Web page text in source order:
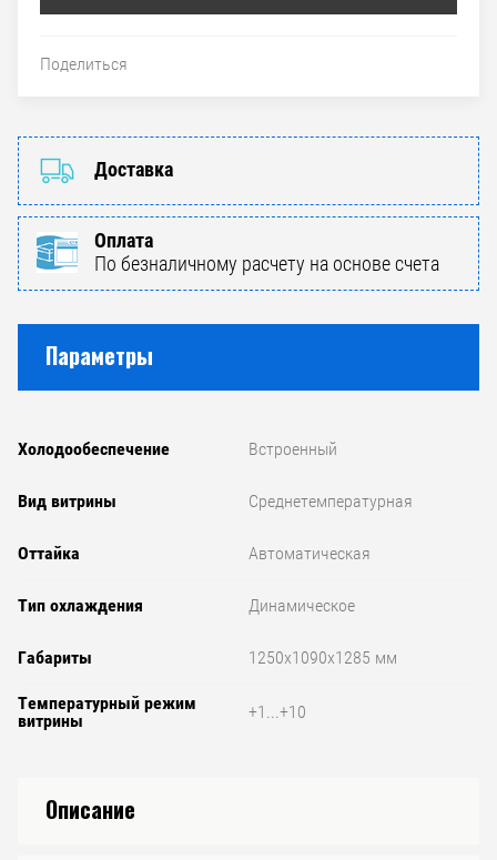
Поделиться
Доставка
Оплата
По безналичному расчету на основе счета
Параметры
Холодообеспечение Встроенный
Вид витрины Среднетемпературная
Оттайка Автоматическая
Тип охлаждения Динамическое
Габариты 1250x1090x1285 мм
Температурный режим
витрины
+1...+10
Описание